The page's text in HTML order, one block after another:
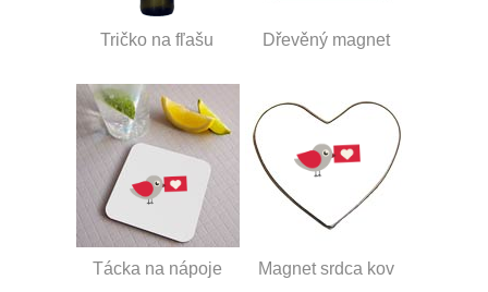
Tričko na fľašu Dřevěný magnet
Tácka na nápoje Magnet srdca kov